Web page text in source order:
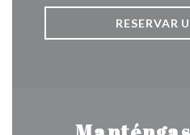
RESERVAR